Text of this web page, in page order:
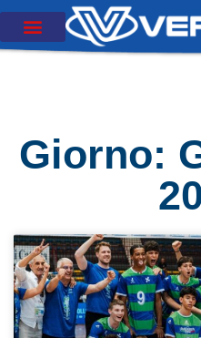
Giorno: